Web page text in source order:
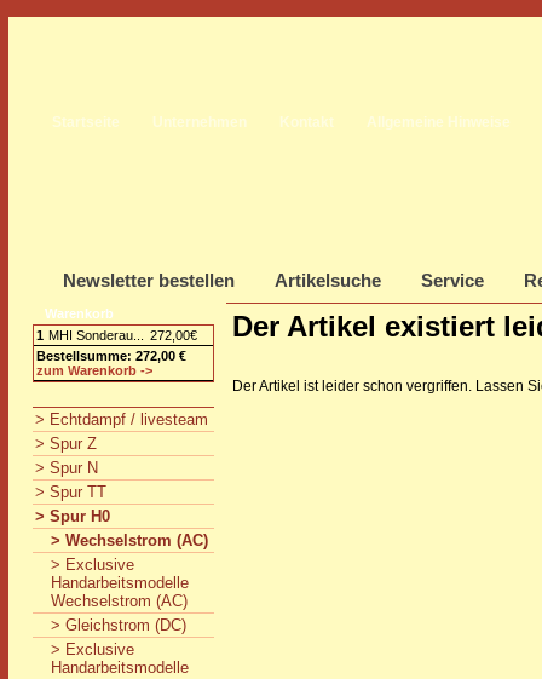
Startseite Unternehmen Kontakt Allgemeine Hinweise
Newsletter bestellen Artikelsuche Service
Warenkorb
1 MHI Sonderau...
272,00€
Bestellsumme: 272,00 €
zum Warenkorb ->
> Echtdampf / livesteam
> Spur Z
> Spur N
> Spur TT
> Spur H0
> Wechselstrom (AC)
> Exclusive
Handarbeitsmodelle
Wechselstrom (AC)
> Gleichstrom (DC)
> Exclusive
Handarbeitsmodelle
Der Artikel existiert
Der Artikel ist leider schon vergriffen. Lassen